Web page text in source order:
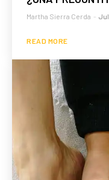
Martha Sierra Cerda -
READ MORE